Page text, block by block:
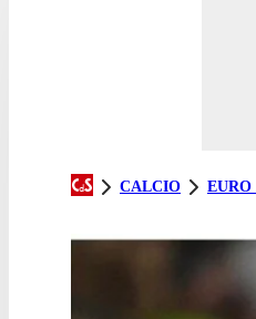
CALCIO EURO